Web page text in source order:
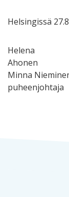
Helsingissä
Helena
Minna